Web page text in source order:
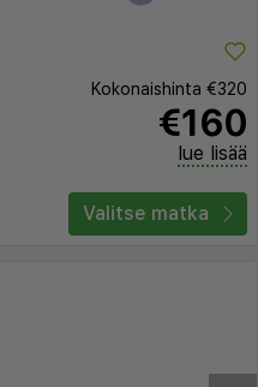
Kokonaishinta €320
€160
lue lisää
Valitse matka